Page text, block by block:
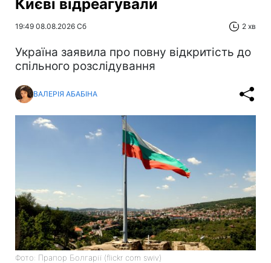
Києві відреагували
19:49 08.08.2026 Сб 2 хв
Україна заявила про повну відкритість до
спільного розслідування
ВАЛЕРІЯ АБАБІНА
Фото: Прапор Болгарії (flickr com swiv)